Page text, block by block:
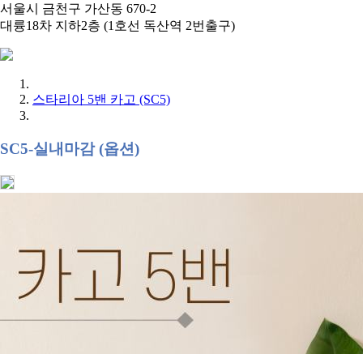
서울시 금천구 가산동 670-2
대륭18차 지하2층 (1호선 독산역 2번출구)
스타리아 5밴 카고 (SC5)
SC5-실내마감 (옵션)